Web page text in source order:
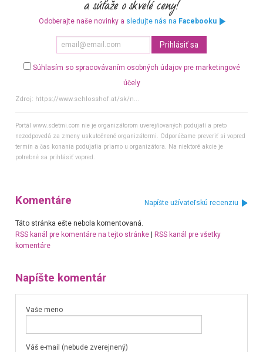
Odoberajte naše novinky a sledujte nás na Facebooku
Súhlasím so spracovávaním osobných údajov pre marketingové
účely
Zdroj: https://www.schlosshof.at/sk/n...
Portál www.sdetmi.com nie je organizátorom uverejňovaných podujatí a preto
nezodpovedá za zmeny uskutočnené organizátormi. Odporúčame preveriť si vopred
termín a čas konania podujatia priamo u organizátora. Na niektoré akcie je
potrebné sa prihlásiť vopred.
Komentáre Napíšte užívateľskú recenziu
Táto stránka ešte nebola komentovaná.
RSS kanál pre komentáre na tejto stránke|
RSS kanál pre všetky
komentáre
Napíšte komentár
Vaše meno
Váš e-mail (nebude zverejnený)